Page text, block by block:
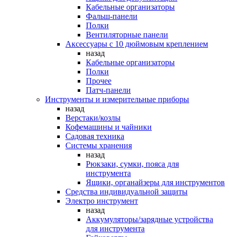
Кабельные организаторы
Фальш-панели
Полки
Вентиляторные панели
Аксессуары с 10 дюймовым креплением
назад
Кабельные организаторы
Полки
Прочее
Патч-панели
Инструменты и измерительные приборы
назад
Верстаки/козлы
Кофемашины и чайники
Садовая техника
Системы хранения
назад
Рюкзаки, сумки, пояса для
инструмента
Ящики, органайзеры для инструментов
Средства индивидуальной защиты
Электро инструмент
назад
Аккумуляторы/зарядные устройства
для инструмента